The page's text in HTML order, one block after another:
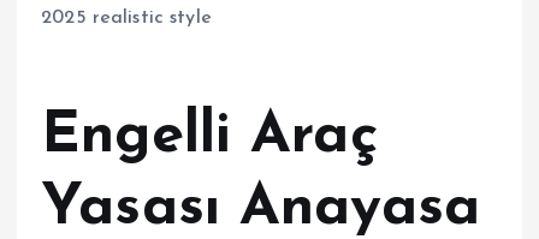
Engelli Araç
Yasası Anayasa